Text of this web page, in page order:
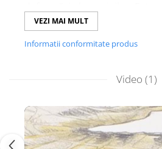
detalii fine, umbre și amestec
de desen care dorescun
Recomandat pentru schițe,
Caracteristici principale
Caiet100 pagini A4
VEZI MAI MULT
Informatii conformitate produs
Video (1)